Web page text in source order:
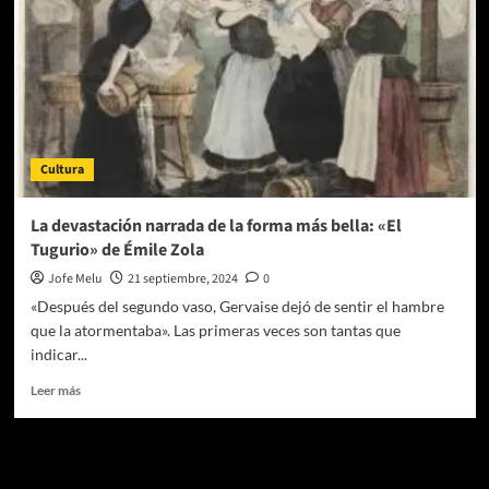
Cultura
La devastación narrada de la forma más bella: «El
Tugurio» de Émile Zola
Jofe Melu 21 septiembre, 2024
0
«Después del segundo vaso, Gervaise dejó de sentir el hambre
que la atormentaba». Las primeras veces son tantas que
indicar...
Leer másLeer